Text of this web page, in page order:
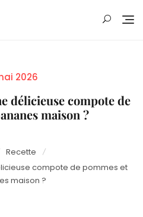
Posted
2026
délicieuse compote de
maison ?
Recette
compote de pommes et
maison ?